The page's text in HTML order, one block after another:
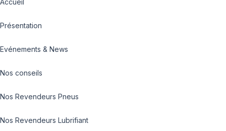
Accueil
Présentation
Evénements & News
Nos conseils
Nos Revendeurs Pneus
Nos Revendeurs Lubrifiant